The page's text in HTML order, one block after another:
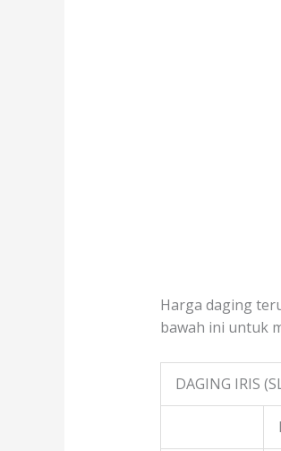
Harga daging
bawah ini untuk
DAGING IRIS